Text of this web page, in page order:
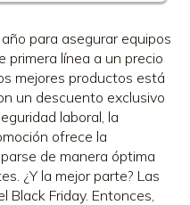
para asegurar equipos
primera línea a un precio
mejores productos está
un descuento exclusivo
laboral, la
ofrece la
de manera óptima
¿Y la mejor parte? Las
Friday. Entonces,